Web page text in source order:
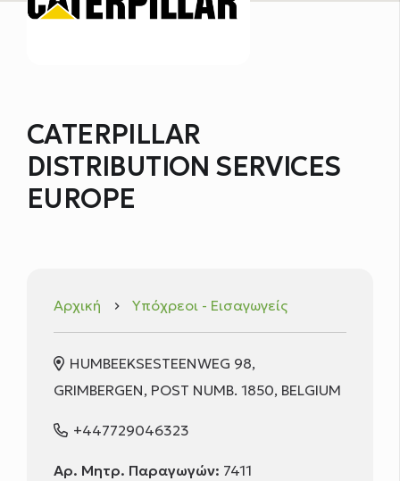
CATERPILLAR
DISTRIBUTION SERVICES
EUROPE
Αρχική keyboard_arrow_right Υπόχρεοι - Εισαγωγείς
HUMBEEKSESTEENWEG 98,
GRIMBERGEN, POST NUMB. 1850, BELGIUM
+447729046323
Αρ. Μητρ. Παραγωγών: 7411